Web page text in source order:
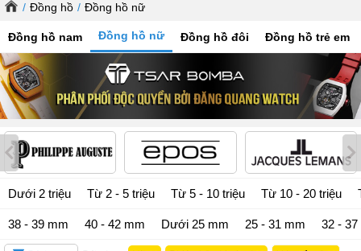
/ Đồng hồ / Đồng hồ nữ
Đồng hồ nam Đồng hồ nữ Đồng hồ đôi Đồng hồ trẻ em
Dưới 2 triệu Từ 2 - 5 triệu Từ 5 - 10 triệu Từ 10 - 20 triệu
38 - 39 mm 40 - 42 mm Dưới 25 mm 25 - 31 mm 32 -